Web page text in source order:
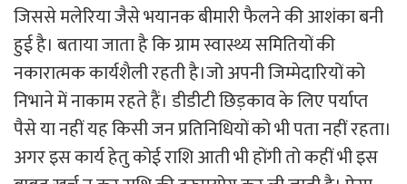
जिससे मलेरिया जैसे भयानक बीमारी फैलने की आशंका बनी
हुई है। बताया जाता है कि ग्राम स्वास्थ्य समितियों की
नकारात्मक कार्यशैली रहती है।जो अपनी जिम्मेदारियों को
निभाने में नाकाम रहते हैं। डीडीटी छिड़काव के लिए पर्याप्त
पैसे या नहीं यह किसी जन प्रतिनिधियों को भी पता नहीं रहता।
अगर इस कार्य हेतु कोई राशि आती भी होंगी तो कहीं भी इस